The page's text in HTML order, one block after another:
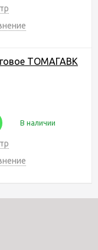
ТОМАГАВК
В наличии